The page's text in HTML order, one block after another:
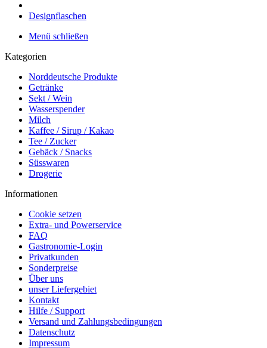
Designflaschen
Menü schließen
Kategorien
Norddeutsche Produkte
Getränke
Sekt / Wein
Wasserspender
Milch
Kaffee / Sirup / Kakao
Tee / Zucker
Gebäck / Snacks
Süsswaren
Drogerie
Informationen
Cookie setzen
Extra- und Powerservice
FAQ
Gastronomie-Login
Privatkunden
Sonderpreise
Über uns
unser Liefergebiet
Kontakt
Hilfe / Support
Versand und Zahlungsbedingungen
Datenschutz
Impressum